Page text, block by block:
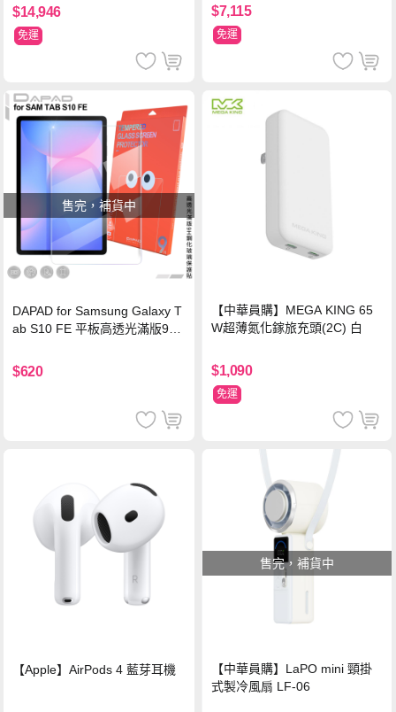
$14,946
免運
$7,115
免運
售完，補貨中
DAPAD for Samsung Galaxy T
ab S10 FE 平板高透光滿版9H
$620
【中華員購】MEGA KING 65
W超薄氮化鎵旅充頭(2C) 白
$1,090
免運
【Apple】AirPods 4 藍芽耳機
售完，補貨中
【中華員購】LaPO mini 頸掛
式製冷風扇 LF-06